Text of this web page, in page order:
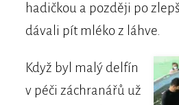
hadičkou a později po
dávali pít mléko z láhve.
Když byl malý delfín
v péči záchranářů už